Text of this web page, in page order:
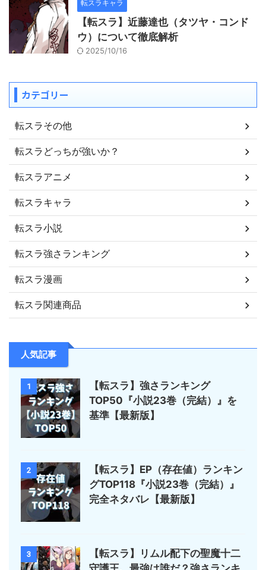
転スラキャラ
【転スラ】近藤達也（タツヤ・コンド
ウ）について徹底解析
2025/10/16
カテゴリー
転スラその他
転スラどっちが強いか？
転スラアニメ
転スラキャラ
転スラ小説
転スラ強さランキング
転スラ漫画
転スラ関連商品
人気記事
1
【転スラ】強さランキング
TOP50『小説23巻（完結）』を
基準【最新版】
2
【転スラ】EP（存在値）ランキン
グTOP118『小説23巻（完結）』
完全ネタバレ【最新版】
3
【転スラ】リムル配下の聖魔十二